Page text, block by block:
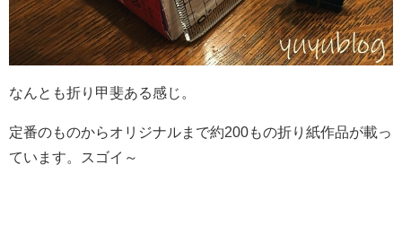
なんとも折り甲斐ある感じ。
定番のものからオリジナルまで約200もの折り紙作品が載っ
ています。スゴイ～